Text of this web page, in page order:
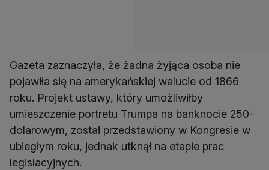
Gazeta zaznaczyła, że żadna żyjąca osoba nie
pojawiła się na amerykańskiej walucie od 1866
roku. Projekt ustawy, który umożliwiłby
umieszczenie portretu Trumpa na banknocie 250-
dolarowym, został przedstawiony w Kongresie w
ubiegłym roku, jednak utknął na etapie prac
legislacyjnych.